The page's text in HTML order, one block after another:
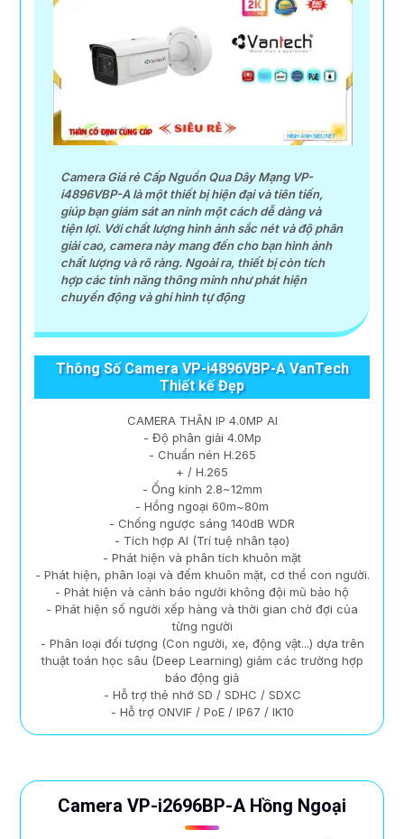
Camera Giá rẻ Cấp Nguồn Qua Dây Mạng VP-
i4896VBP-A là một thiết bị hiện đại và tiên tiến,
giúp bạn giám sát an ninh một cách dễ dàng và
tiện lợi. Với chất lượng hình ảnh sắc nét và độ phân
giải cao, camera này mang đến cho bạn hình ảnh
chất lượng và rõ ràng. Ngoài ra, thiết bị còn tích
hợp các tính năng thông minh như phát hiện
chuyển động và ghi hình tự động
Thông Số Camera VP-i4896VBP-A VanTech
Thiết kế Đẹp
CAMERA THÂN IP 4.0MP AI
- Độ phân giải 4.0Mp
- Chuẩn nén H.265
+ / H.265
- Ống kính 2.8~12mm
- Hồng ngoại 60m~80m
- Chống ngược sáng 140dB WDR
- Tích hợp AI (Trí tuệ nhân tạo)
- Phát hiện và phân tích khuôn mặt
- Phát hiện, phân loại và đếm khuôn mặt, cơ thể con người.
- Phát hiện và cảnh báo người không đội mũ bảo hộ
- Phát hiện số người xếp hàng và thời gian chờ đợi của
từng người
- Phân loại đối tượng (Con người, xe, động vật...) dựa trên
thuật toán học sâu (Deep Learning) giảm các trường hợp
báo động giả
- Hỗ trợ thẻ nhớ SD / SDHC / SDXC
- Hỗ trợ ONVIF / PoE / IP67 / IK10
Camera VP-i2696BP-A Hồng Ngoại